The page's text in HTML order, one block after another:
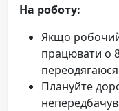
На роботу:
Якщо робочий
працювати о
Плануйте